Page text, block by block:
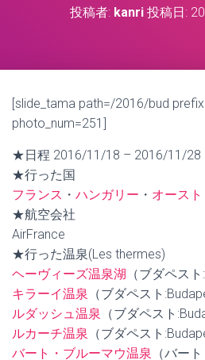
投稿者: kanri 投稿日:
[slide_tama path=/2016/bud
photo_num=251]
★日程 2016/11/18 – 2016/11/28
★行った国
フランス ・ ハンガリー ・ オース
★航空会社
AirFrance
★行った温泉(Les thermes)
ヘーヴィーズ温泉湖 （ブダペス
キラーイ温泉
（ブダペスト
ルダッシュ温泉
（ブダペスト
ルカーチ温泉
（ブダペスト
バート・ブルーマウ温泉
（バー